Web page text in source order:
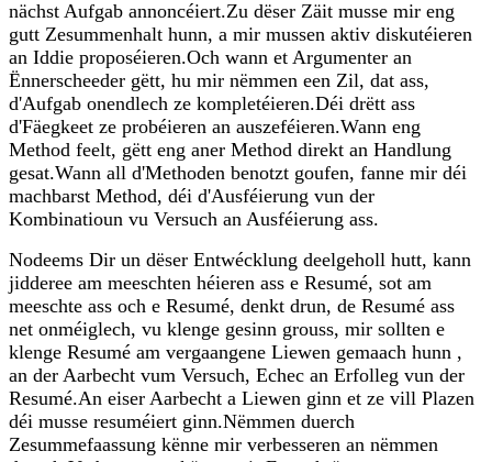
nächst Aufgab annoncéiert.Zu dëser Zäit musse mir eng
gutt Zesummenhalt hunn, a mir mussen aktiv diskutéieren
an Iddie proposéieren.Och wann et Argumenter an
Ënnerscheeder gëtt, hu mir nëmmen een Zil, dat ass,
d'Aufgab onendlech ze kompletéieren.Déi drëtt ass
d'Fäegkeet ze probéieren an auszeféieren.Wann eng
Method feelt, gëtt eng aner Method direkt an Handlung
gesat.Wann all d'Methoden benotzt goufen, fanne mir déi
machbarst Method, déi d'Ausféierung vun der
Kombinatioun vu Versuch an Ausféierung ass.
Nodeems Dir un dëser Entwécklung deelgeholl hutt, kann
jidderee am meeschten héieren ass e Resumé, sot am
meeschte ass och e Resumé, denkt drun, de Resumé ass
net onméiglech, vu klenge gesinn grouss, mir sollten e
klenge Resumé am vergaangene Liewen gemaach hunn ,
an der Aarbecht vum Versuch, Echec an Erfolleg vun der
Resumé.An eiser Aarbecht a Liewen ginn et ze vill Plazen
déi musse resuméiert ginn.Nëmmen duerch
Zesummefaassung kënne mir verbesseren an nëmmen